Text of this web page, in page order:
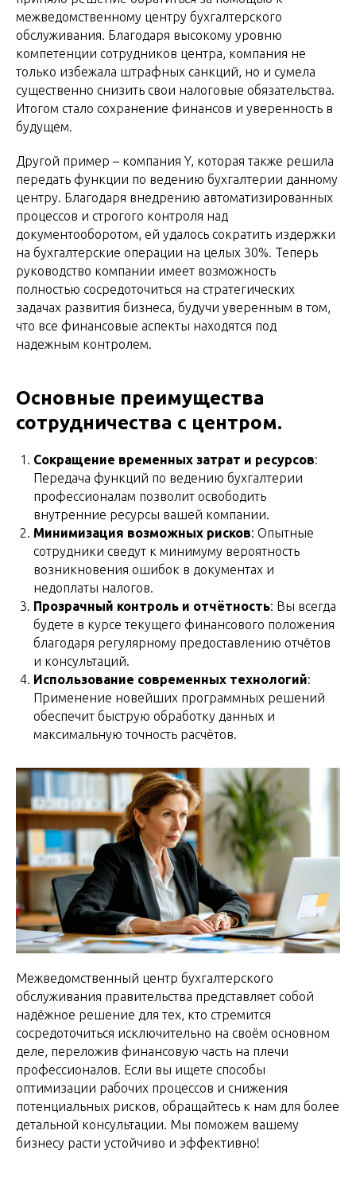
межведомственному центру бухгалтерского
обслуживания. Благодаря высокому уровню
компетенции сотрудников центра, компания не
только избежала штрафных санкций, но и сумела
существенно снизить свои налоговые обязательства.
Итогом стало сохранение финансов и уверенность в
будущем.
Другой пример – компания Y, которая также решила
передать функции по ведению бухгалтерии данному
центру. Благодаря внедрению автоматизированных
процессов и строгого контроля над
документооборотом, ей удалось сократить издержки
на бухгалтерские операции на целых 30%. Теперь
руководство компании имеет возможность
полностью сосредоточиться на стратегических
задачах развития бизнеса, будучи уверенным в том,
что все финансовые аспекты находятся под
надежным контролем.
Основные преимущества
сотрудничества с центром.
Сокращение временных затрат и ресурсов:
Передача функций по ведению бухгалтерии
профессионалам позволит освободить
внутренние ресурсы вашей компании.
Минимизация возможных рисков: Опытные
сотрудники сведут к минимуму вероятность
возникновения ошибок в документах и
недоплаты налогов.
Прозрачный контроль и отчётность: Вы всегда
будете в курсе текущего финансового положения
благодаря регулярному предоставлению отчётов
и консультаций.
Использование современных технологий:
Применение новейших программных решений
обеспечит быструю обработку данных и
максимальную точность расчётов.
Межведомственный центр бухгалтерского
обслуживания правительства представляет собой
надёжное решение для тех, кто стремится
сосредоточиться исключительно на своём основном
деле, переложив финансовую часть на плечи
профессионалов. Если вы ищете способы
оптимизации рабочих процессов и снижения
потенциальных рисков, обращайтесь к нам для более
детальной консультации. Мы поможем вашему
бизнесу расти устойчиво и эффективно!